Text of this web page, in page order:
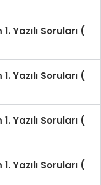
Yazılı Soruları (
Yazılı Soruları (
Yazılı Soruları (
Yazılı Soruları (